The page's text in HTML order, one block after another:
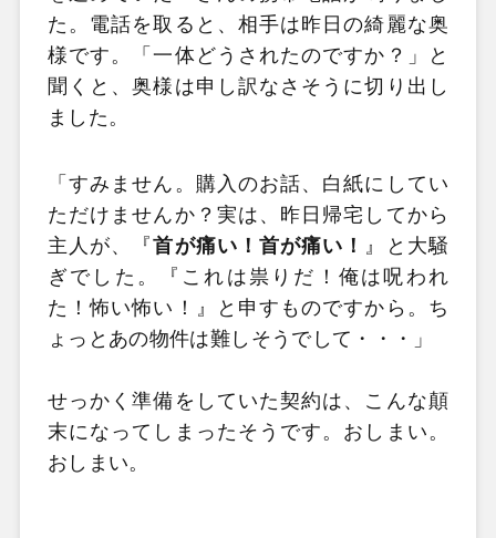
た。電話を取ると、相手は昨日の綺麗な奥
様です。「一体どうされたのですか？」と
聞くと、奥様は申し訳なさそうに切り出し
ました。
「すみません。購入のお話、白紙にしてい
ただけませんか？実は、昨日帰宅してから
主人が、『首が痛い！首が痛い！
』と大騒
ぎでした。『これは祟りだ！俺は呪われ
た！怖い怖い！』と申すものですから。ち
ょっとあの物件は難しそうでして・・・」
せっかく準備をしていた契約は、こんな顛
末になってしまったそうです。おしまい。
おしまい。